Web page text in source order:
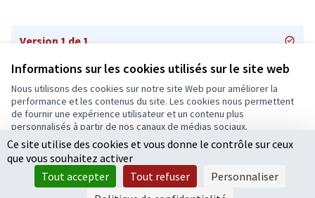
Informations sur les cookies utilisés sur le site web
Nous utilisons des cookies sur notre site Web pour améliorer la
performance et les contenus du site. Les cookies nous permettent
de fournir une expérience utilisateur et un contenu plus
personnalisés à partir de nos canaux de médias sociaux.
Tout accepter
Accepter seulement les cookies essentiels
Paramètres
Version 1 de 1
Conditions d'utilisation
Paramètres des cookies
Ecrivons Angers sur X
(Lien externe)
Ecrivons Angers sur Facebook
(Lien externe)
Licence
(Lien
Ce site utilise des cookies et vous donne le contrôle sur ceux
que vous souhaitez activer
Tout accepter
Tout refuser
Personnaliser